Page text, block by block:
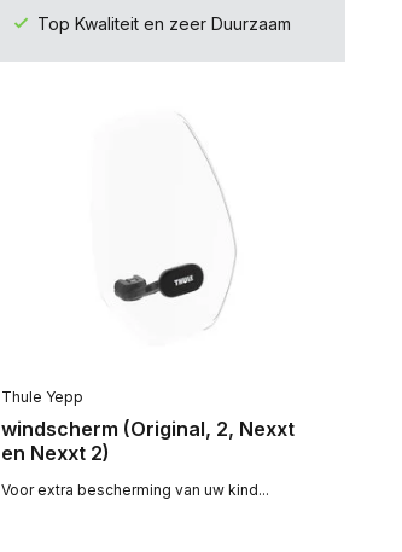
Top Kwaliteit en zeer Duurzaam
Thule Yepp
windscherm (Original, 2, Nexxt
en Nexxt 2)
Voor extra bescherming van uw kind...